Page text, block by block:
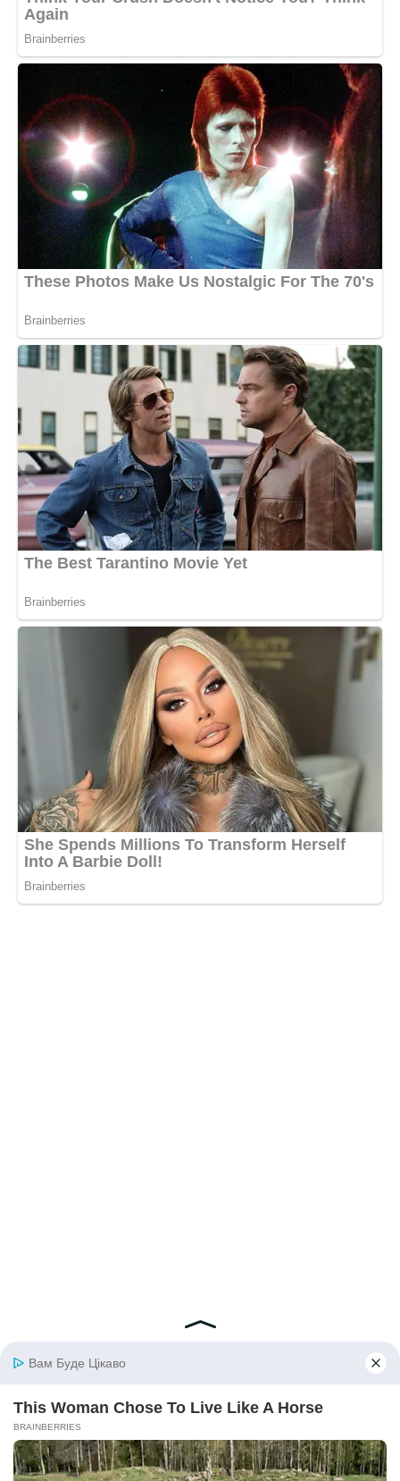
© 2026 iBilingua
Політика конфіденційності та умови користування
сайтом (Privacy Policy)